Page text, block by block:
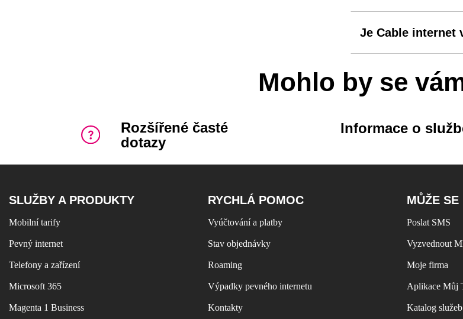
Je Cable internet
Mohlo by se
Rozšířené časté
dotazy
Informace o
SLUŽBY A PRODUKTY
Mobilní tarify
Pevný internet
Telefony a zařízení
Microsoft 365
Magenta 1 Business
RYCHLÁ POMOC
Vyúčtování a platby
Stav objednávky
Roaming
Výpadky pevného internetu
Kontakty
MŮŽE SE
Poslat SMS
Vyzvednout
Moje firma
Aplikace Můj
Katalog služeb